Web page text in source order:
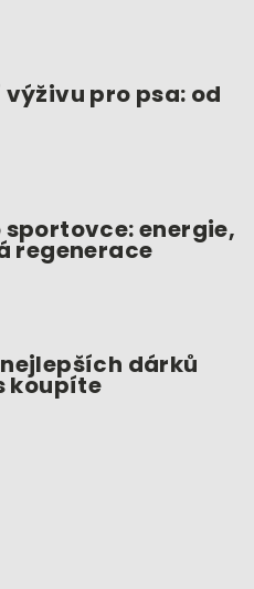
pro psa: od
energie,
regenerace
dárků
koupíte